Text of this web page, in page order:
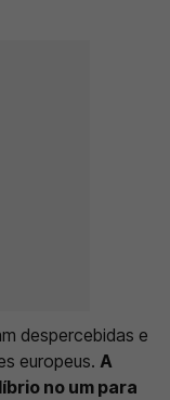
despercebidas e
europeus. A
no um para